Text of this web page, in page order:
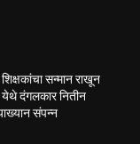
शिक्षकांचा सन्मान राखून
येथे दंगलकार नितीन
संपन्न